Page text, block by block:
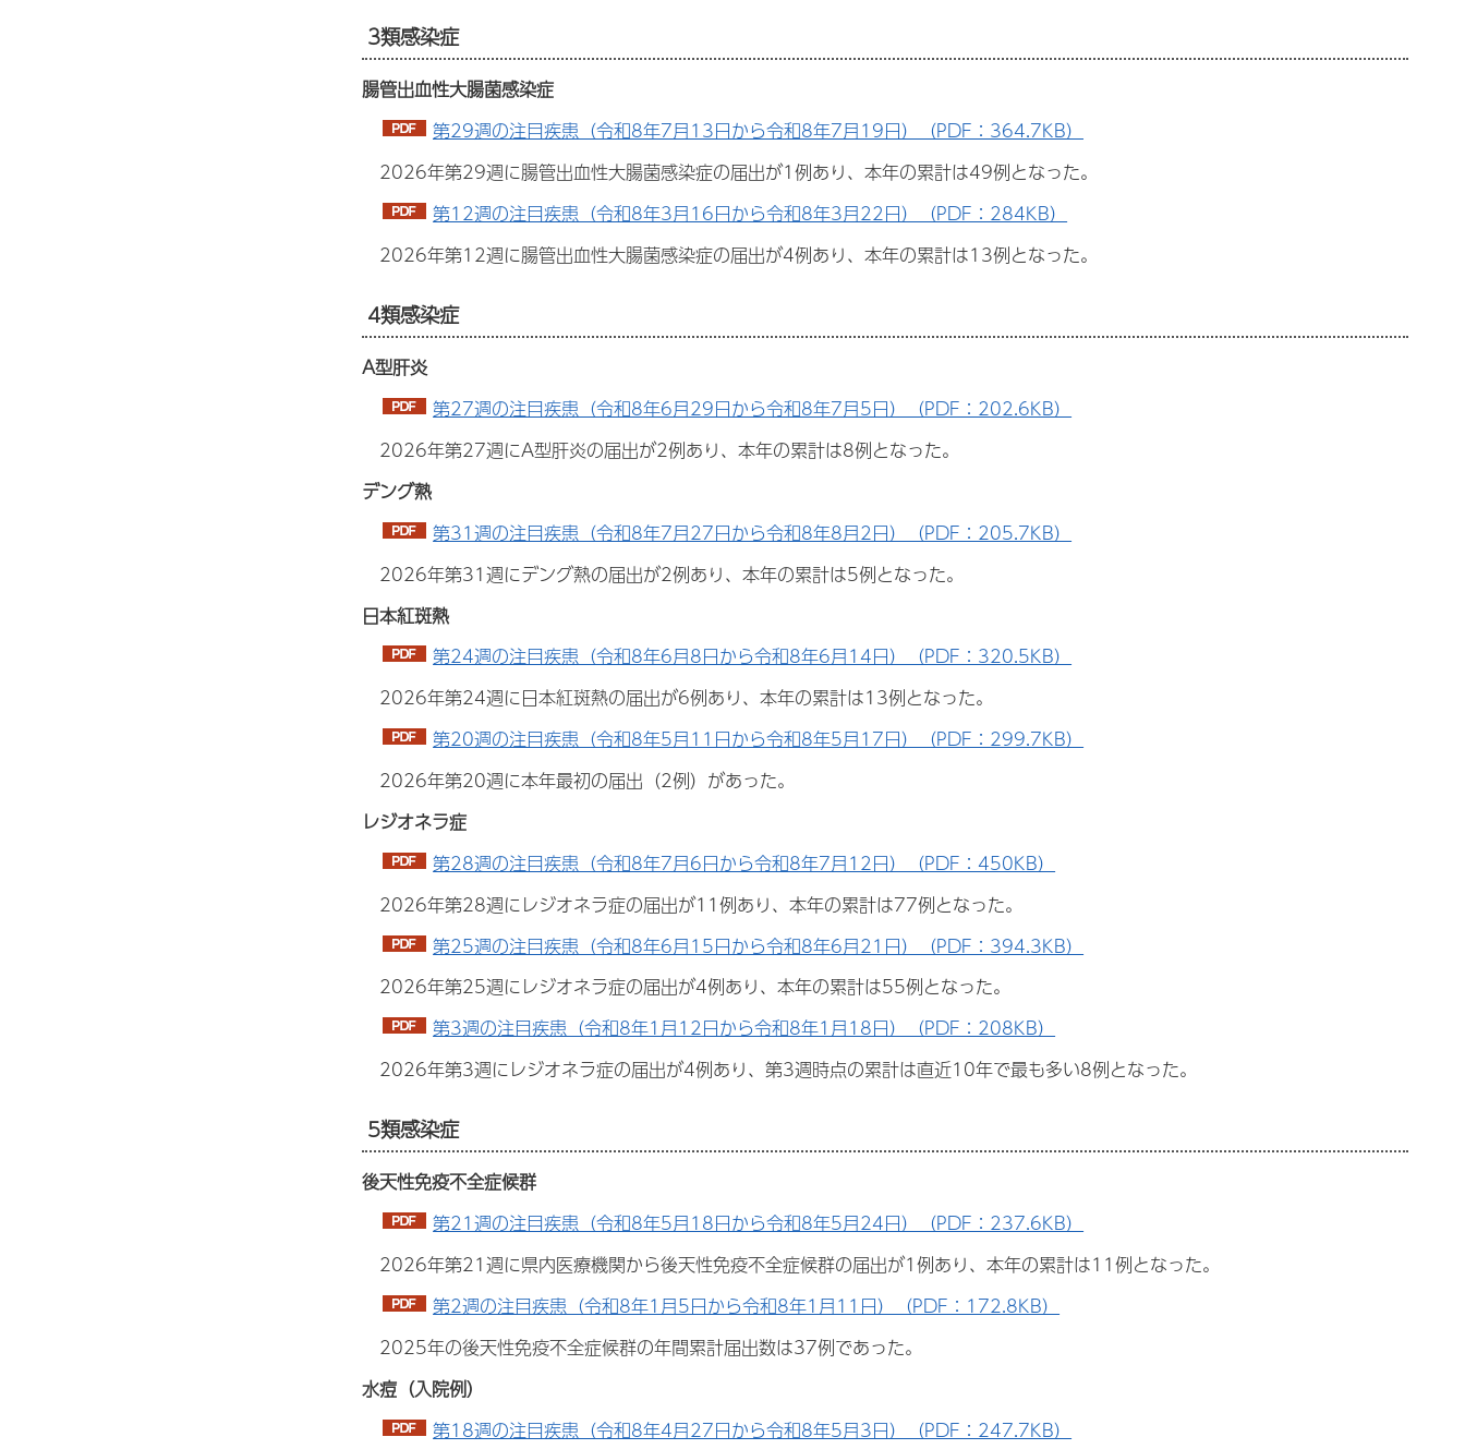
3類感染症
腸管出血性大腸菌感染症
第29週の注目疾患（令和8年7月13日から令和8年7月19日）（PDF：364.7KB）
2026年第29週に腸管出血性大腸菌感染症の届出が1例あり、本年の累計は49例となった。
第12週の注目疾患（令和8年3月16日から令和8年3月22日）（PDF：284KB）
2026年第12週に腸管出血性大腸菌感染症の届出が4例あり、本年の累計は13例となった。
4類感染症
A型肝炎
第27週の注目疾患（令和8年6月29日から令和8年7月5日）（PDF：202.6KB）
2026年第27週にA型肝炎の届出が2例あり、本年の累計は8例となった。
デング熱
第31週の注目疾患（令和8年7月27日から令和8年8月2日）（PDF：205.7KB）
2026年第31週にデング熱の届出が2例あり、本年の累計は5例となった。
日本紅斑熱
第24週の注目疾患（令和8年6月8日から令和8年6月14日）（PDF：320.5KB）
2026年第24週に日本紅斑熱の届出が6例あり、本年の累計は13例となった。
第20週の注目疾患（令和8年5月11日から令和8年5月17日）（PDF：299.7KB）
2026年第20週に本年最初の届出（2例）があった。
レジオネラ症
第28週の注目疾患（令和8年7月6日から令和8年7月12日）（PDF：450KB）
2026年第28週にレジオネラ症の届出が11例あり、本年の累計は77例となった。
第25週の注目疾患（令和8年6月15日から令和8年6月21日）（PDF：394.3KB）
2026年第25週にレジオネラ症の届出が4例あり、本年の累計は55例となった。
第3週の注目疾患（令和8年1月12日から令和8年1月18日）（PDF：208KB）
2026年第3週にレジオネラ症の届出が4例あり、第3週時点の累計は直近10年で最も多い8例となった。
5類感染症
後天性免疫不全症候群
第21週の注目疾患（令和8年5月18日から令和8年5月24日）（PDF：237.6KB）
2026年第21週に県内医療機関から後天性免疫不全症候群の届出が1例あり、本年の累計は11例となった。
第2週の注目疾患（令和8年1月5日から令和8年1月11日）（PDF：172.8KB）
2025年の後天性免疫不全症候群の年間累計届出数は37例であった。
水痘（入院例）
第18週の注目疾患（令和8年4月27日から令和8年5月3日）（PDF：247.7KB）